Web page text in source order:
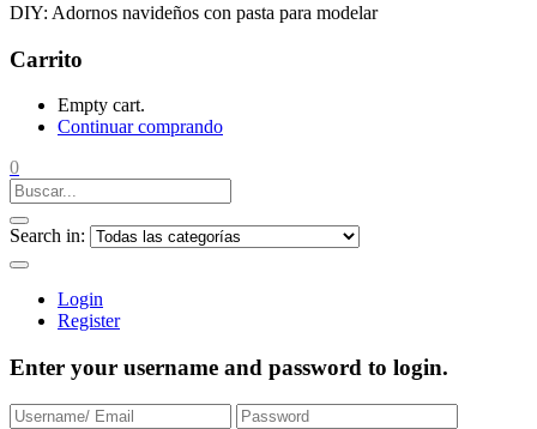
DIY: Adornos navideños con pasta para modelar
Carrito
Empty cart.
Continuar comprando
0
Search in:
Login
Register
Enter your username and password to login.